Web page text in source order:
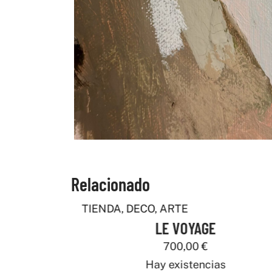
Relacionado
TIENDA, DECO, ARTE
LE VOYAGE
700,00€
Hay existencias